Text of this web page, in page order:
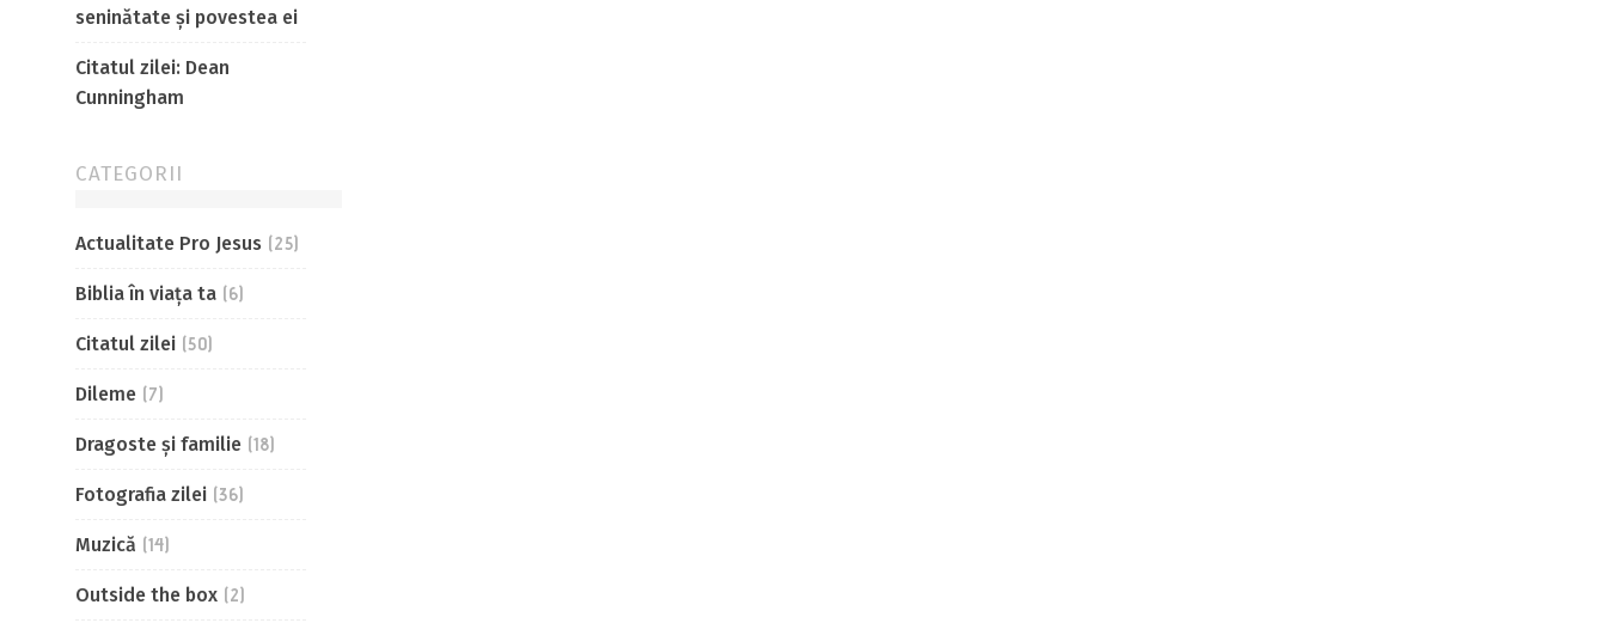
seninătate și povestea ei
Citatul zilei: Dean
Cunningham
CATEGORII
Actualitate Pro Jesus (25)
Biblia în viaţa ta (6)
Citatul zilei (50)
Dileme (7)
Dragoste și familie (18)
Fotografia zilei (36)
Muzică (14)
Outside the box (2)